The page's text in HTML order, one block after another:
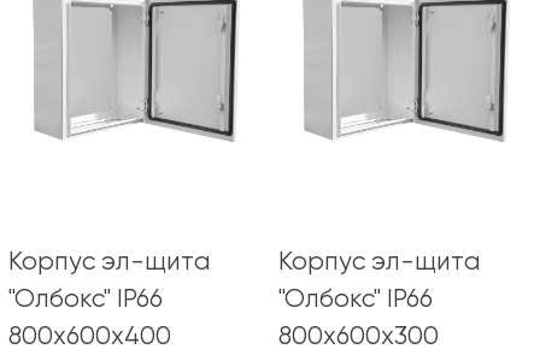
Корпус эл-щита
"Олбокс" IP66
800х600х400
Корпус эл-щита
"Олбокс" IP66
800х600х300